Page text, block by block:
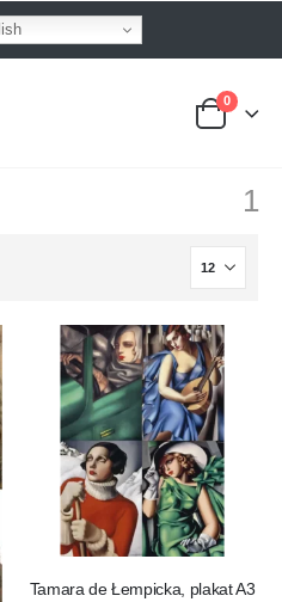
0
1
Tamara de Łempicka, plakat A3